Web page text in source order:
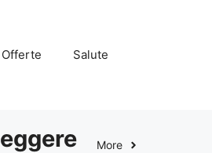
Offerte Salute
More